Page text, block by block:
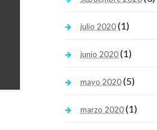
julio 2020(1)
junio 2020(1)
mayo 2020(5)
marzo 2020(1)